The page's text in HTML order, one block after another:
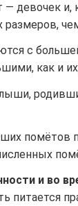
— девочек и,
размеров,
с
как и
помётов
и во
питается